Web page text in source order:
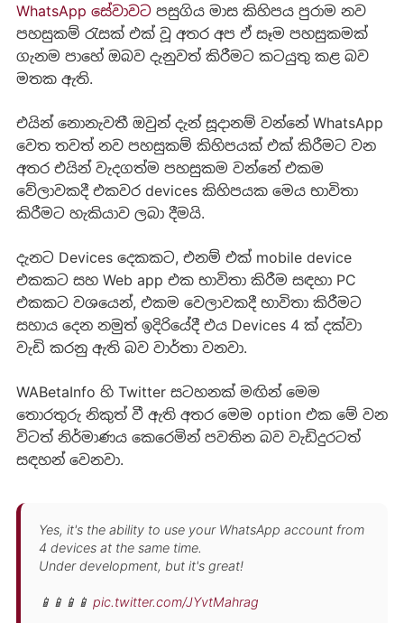
WhatsApp සේවාවට පසුගිය මාස කිහිපය පුරාම නව
පහසුකම් රැසක් එක් වූ අතර අප ඒ සෑම පහසුකමක්
ගැනම පාහේ ඔබව දැනුවත් කිරීමට කටයුතු කළ බව
මතක ඇති.
එයින් නොනැවතී ඔවුන් දැන් සූදානම් වන්නේ WhatsApp
වෙත තවත් නව පහසුකම් කිහිපයක් එක් කිරීමට වන
අතර එයින් වැදගත්ම පහසුකම වන්නේ එකම
වේලාවකදී එකවර devices කිහිපයක මෙය භාවිතා
කිරීමට හැකියාව ලබා දීමයි.
දැනට Devices දෙකකට, එනම් එක් mobile device
එකකට සහ Web app එක භාවිතා කිරීම සඳහා PC
එකකට වශයෙන්, එකම වෙලාවකදී භාවිතා කිරීමට
සහාය දෙන නමුත් ඉදිරියේදී එය Devices 4 ක් දක්වා
වැඩි කරනු ඇති බව වාර්තා වනවා.
WABetaInfo හි Twitter සටහනක් මඟින් මෙම
තොරතුරු නිකුත් වී ඇති අතර මෙම option එක මේ වන
විටත් නිර්මාණය කෙරෙමින් පවතින බව වැඩිදුරටත්
සඳහන් වෙනවා.
Yes, it's the ability to use your WhatsApp account from
4 devices at the same time.
Under development, but it's great!
📱📱📱📱 pic.twitter.com/JYvtMahrag